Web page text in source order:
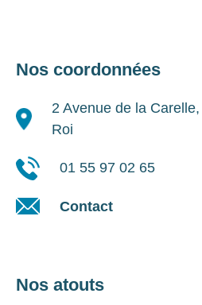
Nos coordonnées
2 Avenue de la
Roi
01 55 97 02 65
Contact
Nos atouts